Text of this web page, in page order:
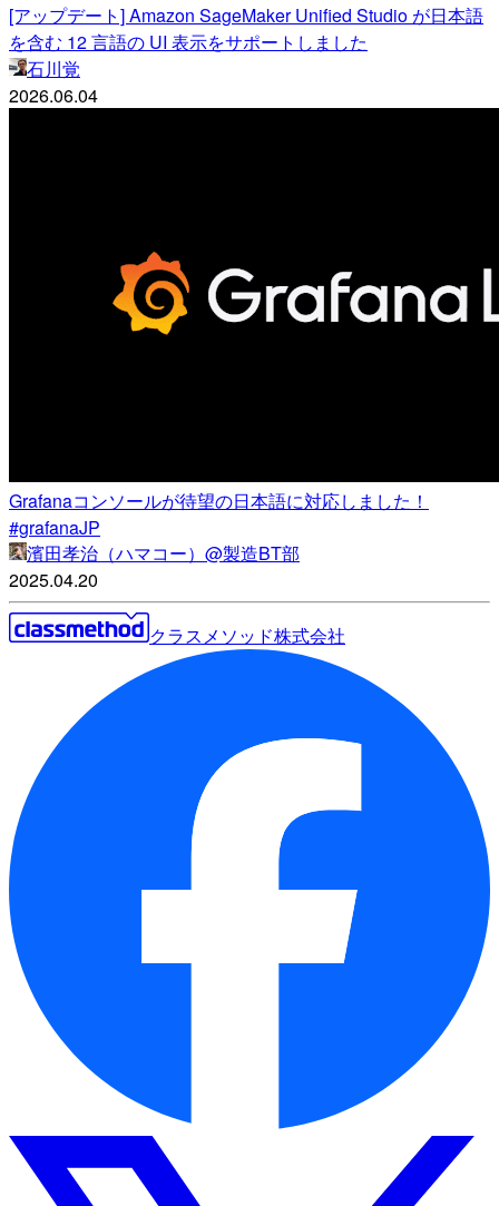
[アップデート] Amazon SageMaker Unified Studio が日本語
を含む 12 言語の UI 表示をサポートしました
石川覚
2026.06.04
Grafanaコンソールが待望の日本語に対応しました！
#grafanaJP
濱田孝治（ハマコー）@製造BT部
2025.04.20
クラスメソッド株式会社